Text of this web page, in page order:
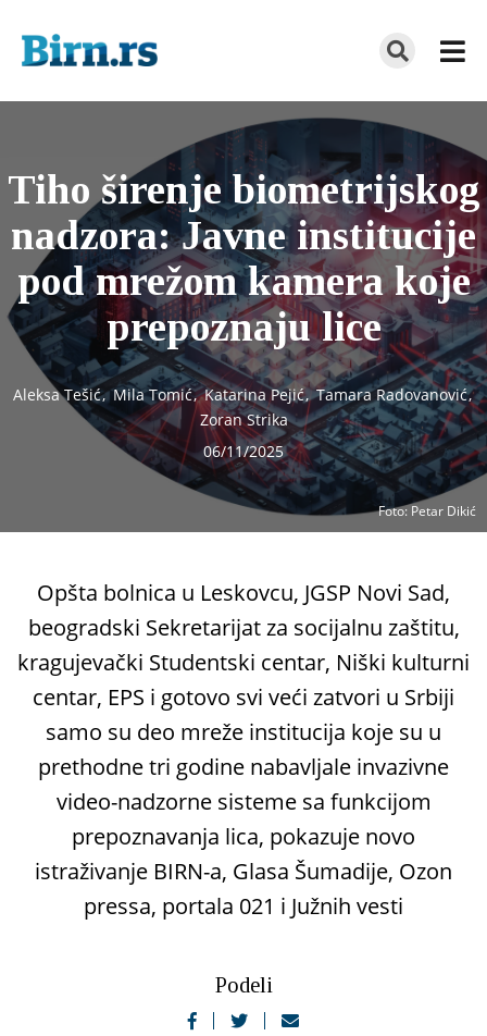
Foto: Petar Dikić
Tiho širenje biometrijskog
nadzora: Javne institucije
pod mrežom kamera koje
prepoznaju lice
Aleksa Tešić, Mila Tomić, Katarina Pejić, Tamara Radovanović,
Zoran Strika
06/11/2025
Opšta bolnica u Leskovcu, JGSP Novi Sad,
beogradski Sekretarijat za socijalnu zaštitu,
kragujevački Studentski centar, Niški kulturni
centar, EPS i gotovo svi veći zatvori u Srbiji
samo su deo mreže institucija koje su u
prethodne tri godine nabavljale invazivne
video-nadzorne sisteme sa funkcijom
prepoznavanja lica, pokazuje novo
istraživanje BIRN-a, Glasa Šumadije, Ozon
pressa, portala 021 i Južnih vesti
Podeli